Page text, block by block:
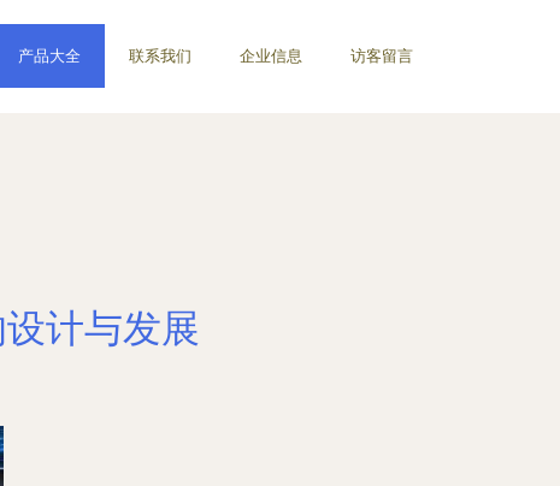
产品大全 联系我们 企业信息 访客留言
计与发展